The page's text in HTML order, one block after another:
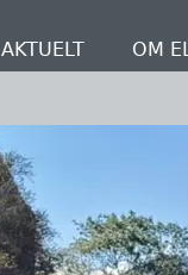
AKTUELT OM